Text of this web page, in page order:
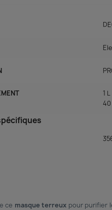
1 L
40
ce masque terreux pour purifier